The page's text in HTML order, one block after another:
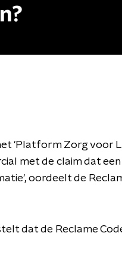
'Platform Zorg voor
met de claim dat
oordeelt de
dat de Reclame